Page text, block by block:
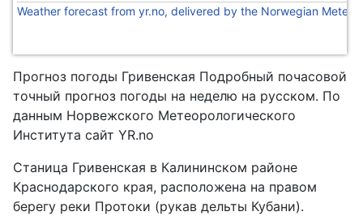
Weather forecast from yr.no, delivered by the Norwegian
Прогноз погоды Гривенская Подробный почасовой
точный прогноз погоды на неделю на русском. По
данным Норвежского Метеорологического
Института сайт YR.no
Станица Гривенская в Калининском районе
Краснодарского края, расположена на правом
берегу реки Протоки (рукав дельты Кубани).